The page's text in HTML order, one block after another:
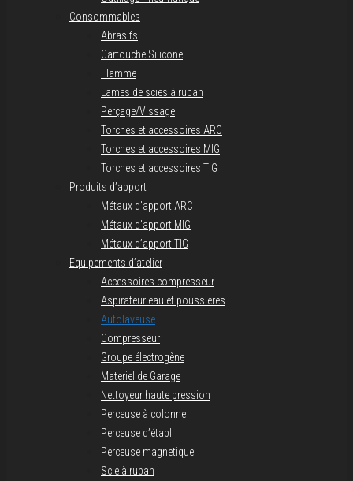
Consommables
Abrasifs
Cartouche Silicone
Flamme
Lames de scies à ruban
Perçage/Vissage
Torches et accessoires ARC
Torches et accessoires MIG
Torches et accessoires TIG
Produits d’apport
Métaux d’apport ARC
Métaux d’apport MIG
Métaux d’apport TIG
Equipements d’atelier
Accessoires compresseur
Aspirateur eau et poussieres
Autolaveuse
Compresseur
Groupe électrogène
Materiel de Garage
Nettoyeur haute pression
Perceuse à colonne
Perceuse d’établi
Perceuse magnetique
Scie à ruban